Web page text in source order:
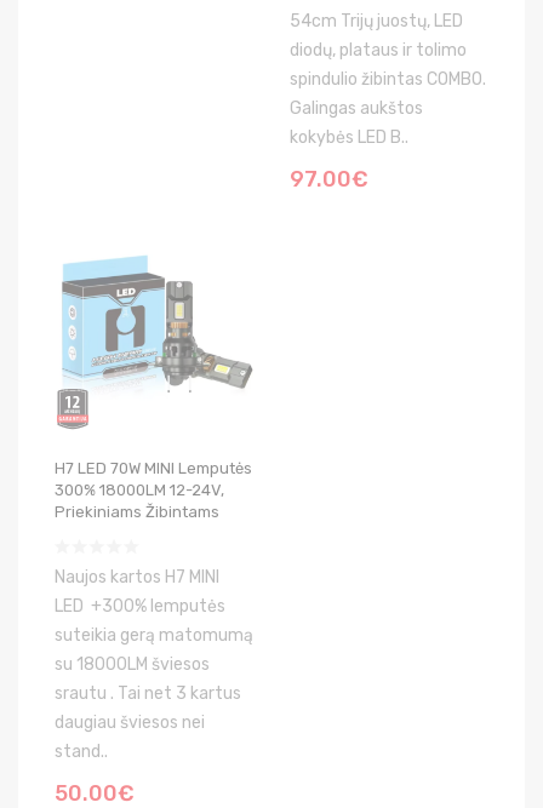
54cm Trijų juostų, LED
diodų, plataus ir tolimo
spindulio žibintas COMBO.
Galingas aukštos
kokybės LED B..
97.00€
H7 LED 70W MINI Lemputės
300% 18000LM 12-24V,
Priekiniams Žibintams
Naujos kartos H7 MINI
LED +300% lemputės
suteikia gerą matomumą
su 18000LM šviesos
srautu . Tai net 3 kartus
daugiau šviesos nei
stand..
50.00€